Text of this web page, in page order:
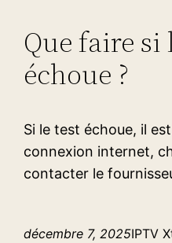
Que faire si
échoue ?
Si le test échoue, il
connexion internet,
contacter le
décembre 7, 2025IPTV